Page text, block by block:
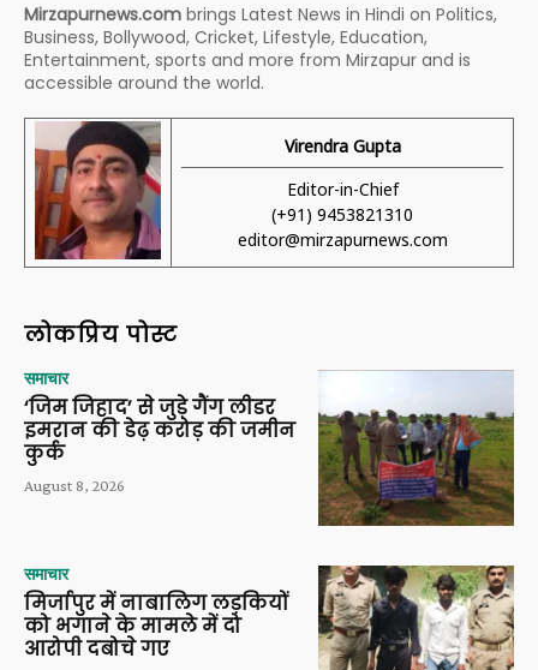
Mirzapurnews.com brings Latest News in Hindi on Politics,
Business, Bollywood, Cricket, Lifestyle, Education,
Entertainment, sports and more from Mirzapur and is
accessible around the world.
Virendra Gupta
Editor-in-Chief
(+91) 9453821310
editor@mirzapurnews.com
लोकप्रिय पोस्ट
समाचार
‘जिम जिहाद’ से जुड़े गैंग लीडर
इमरान की डेढ़ करोड़ की जमीन
कुर्क
August 8, 2026
समाचार
मिर्जापुर में नाबालिग लड़कियों
को भगाने के मामले में दो
आरोपी दबोचे गए